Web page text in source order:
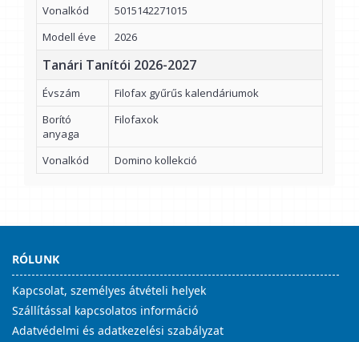
Vonalkód
5015142271015
Modell éve
2026
Tanári Tanítói 2026-2027
Évszám
Filofax gyűrűs kalendáriumok
Borító
anyaga
Filofaxok
Vonalkód Domino kollekció
RÓLUNK
Kapcsolat, személyes átvételi helyek
Szállítással kapcsolatos információ
Adatvédelmi és adatkezelési szabályzat